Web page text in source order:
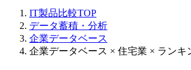
IT製品比較TOP
データ蓄積・分析
企業データベース
企業データベース × 住宅業 × ランキ